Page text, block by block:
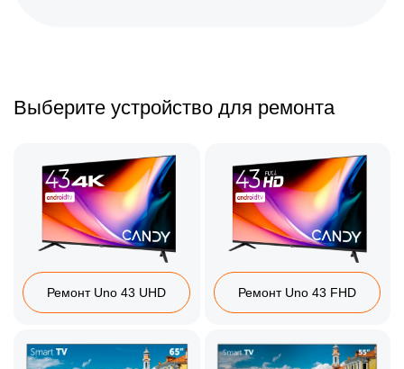
Выберите устройство для ремонта
Ремонт Uno 43 UHD Ремонт Uno 43 FHD